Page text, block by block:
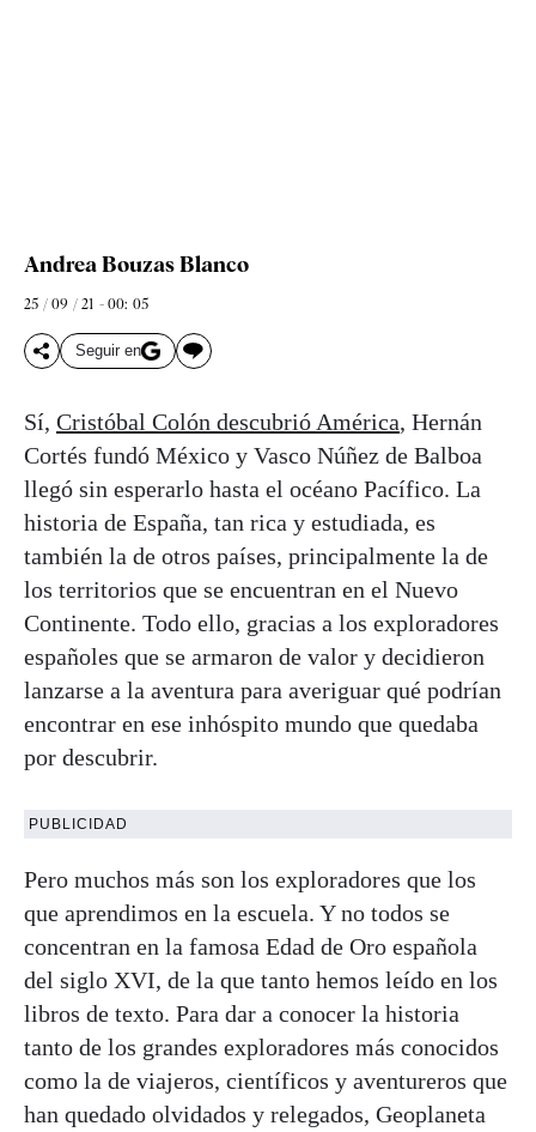
Andrea Bouzas Blanco
25 / 09 / 21 - 00: 05
Seguir en
Sí, Cristóbal Colón descubrió América, Hernán
Cortés fundó México y Vasco Núñez de Balboa
llegó sin esperarlo hasta el océano Pacífico. La
historia de España, tan rica y estudiada, es
también la de otros países, principalmente la de
los territorios que se encuentran en el Nuevo
Continente. Todo ello, gracias a los exploradores
españoles que se armaron de valor y decidieron
lanzarse a la aventura para averiguar qué podrían
encontrar en ese inhóspito mundo que quedaba
por descubrir.
PUBLICIDAD
Pero muchos más son los exploradores que los
que aprendimos en la escuela. Y no todos se
concentran en la famosa Edad de Oro española
del siglo XVI, de la que tanto hemos leído en los
libros de texto. Para dar a conocer la historia
tanto de los grandes exploradores más conocidos
como la de viajeros, científicos y aventureros que
han quedado olvidados y relegados, Geoplaneta